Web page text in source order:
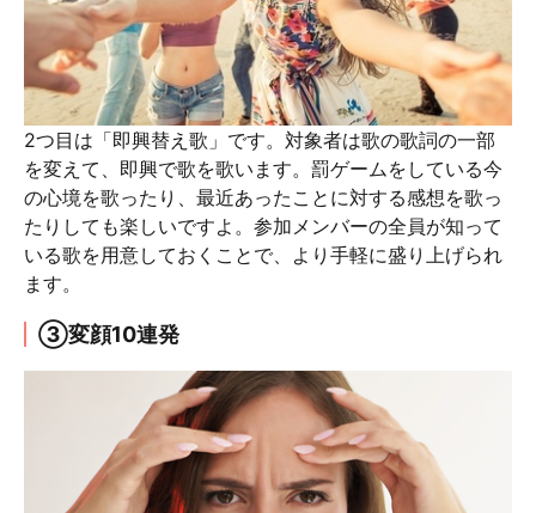
2つ目は「即興替え歌」です。対象者は歌の歌詞の一部
を変えて、即興で歌を歌います。罰ゲームをしている今
の心境を歌ったり、最近あったことに対する感想を歌っ
たりしても楽しいですよ。参加メンバーの全員が知って
いる歌を用意しておくことで、より手軽に盛り上げられ
ます。
③変顔10連発